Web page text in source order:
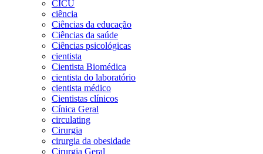
CICU
ciência
Ciências da educação
Ciências da saúde
Ciências psicológicas
cientista
Cientista Biomédica
cientista do laboratório
cientista médico
Cientistas clínicos
Cínica Geral
circulating
Cirurgia
cirurgia da obesidade
Cirurgia Geral